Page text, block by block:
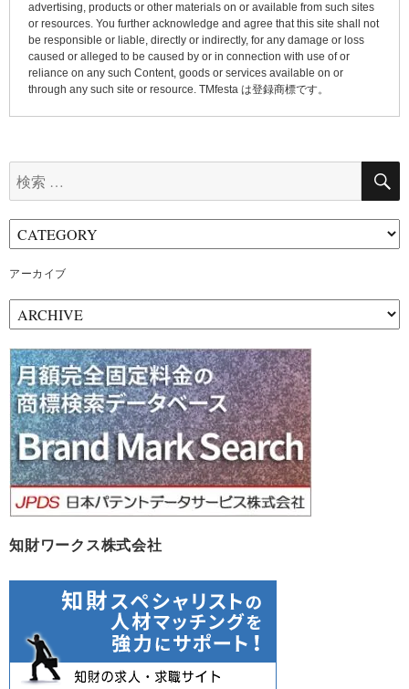
advertising, products or other materials on or available from such sites
or resources. You further acknowledge and agree that this site shall not
be responsible or liable, directly or indirectly, for any damage or loss
caused or alleged to be caused by or in connection with use of or
reliance on any such Content, goods or services available on or
through any such site or resource. TMfesta は登録商標です。
索:
アーカイブ
ー
カ
イ
ブ
知財ワークス株式会社